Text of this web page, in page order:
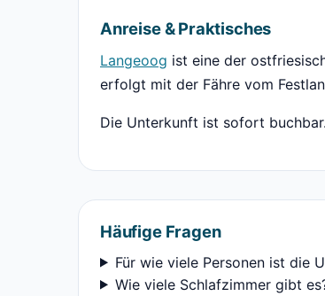
Anreise & Praktisches
Langeoog ist eine der
erfolgt mit der Fähre vom
Die Unterkunft ist sofort buchbar.
Häufige Fragen
Für wie viele Personen ist die
Wie viele Schlafzimmer gibt